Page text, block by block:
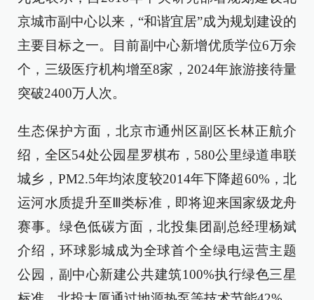
京城市副中心以来，“和谐宜居”成为规划建设的
主要目标之一。目前副中心新增优质学位6万余
个，三级医疗机构增至8家，2024年旅游接待量
突破2400万人次。
生态保护方面，北京市通州区副区长林正航介
绍，全区54处公园星罗棋布，580公里绿道串联
城乡，PM2.5年均浓度较2014年下降超60%，北
运河水质提升至Ⅲ类标准，即将迎来国家级龙舟
赛事。绿色低碳方面，北投集团副总经理杨斌
介绍，环球影城成为全球首个全绿电运营主题
公园，副中心新建公共建筑100%执行绿色三星